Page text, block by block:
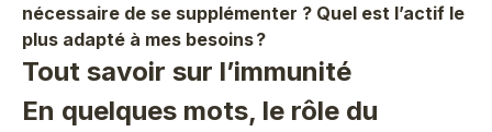
nécessaire de se supplémenter ? Quel est l’actif le
plus adapté à mes besoins ?
Tout savoir sur l’immunité
En quelques mots, le rôle du